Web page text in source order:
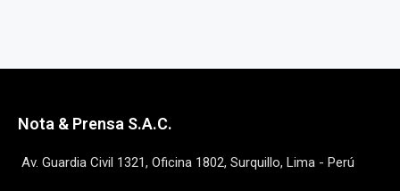
Nota & Prensa S.A.C.
Av. Guardia Civil 1321, Oficina 1802, Surquillo, Lima - Perú